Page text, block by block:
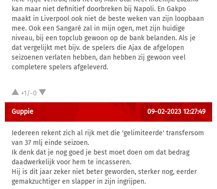
kan maar niet definitief doorbreken bij Napoli. En Gakpo
maakt in Liverpool ook niet de beste weken van zijn loopbaan
mee. Ook een Sangaré zal in mijn ogen, met zijn huidige
niveau, bij een topclub gewoon op de bank belanden. Als je
dat vergelijkt met bijv. de spelers die Ajax de afgelopen
seizoenen verlaten hebben, dan hebben zij gewoon veel
completere spelers afgeleverd.
+1/-0
Guppie 09-02-2023 12:27:49
Iedereen rekent zich al rijk met die 'gelimiteerde' transfersom
van 37 mlj einde seizoen.
Ik denk dat je nog goed je best moet doen om dat bedrag
daadwerkelijk voor hem te incasseren.
Hij is dit jaar zeker niet beter geworden, sterker nog, eerder
gemakzuchtiger en slapper in zijn ingrijpen.